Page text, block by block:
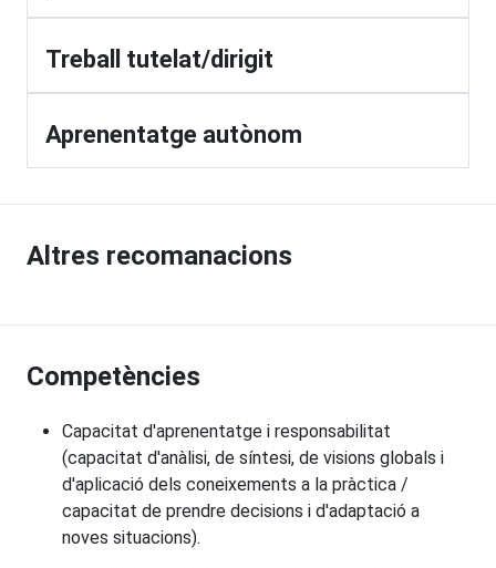
Treball tutelat/dirigit
Aprenentatge autònom
Altres recomanacions
Competències
Capacitat d'aprenentatge i responsabilitat
(capacitat d'anàlisi, de síntesi, de visions globals i
d'aplicació dels coneixements a la pràctica /
capacitat de prendre decisions i d'adaptació a
noves situacions).